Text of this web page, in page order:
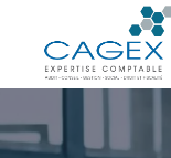
content